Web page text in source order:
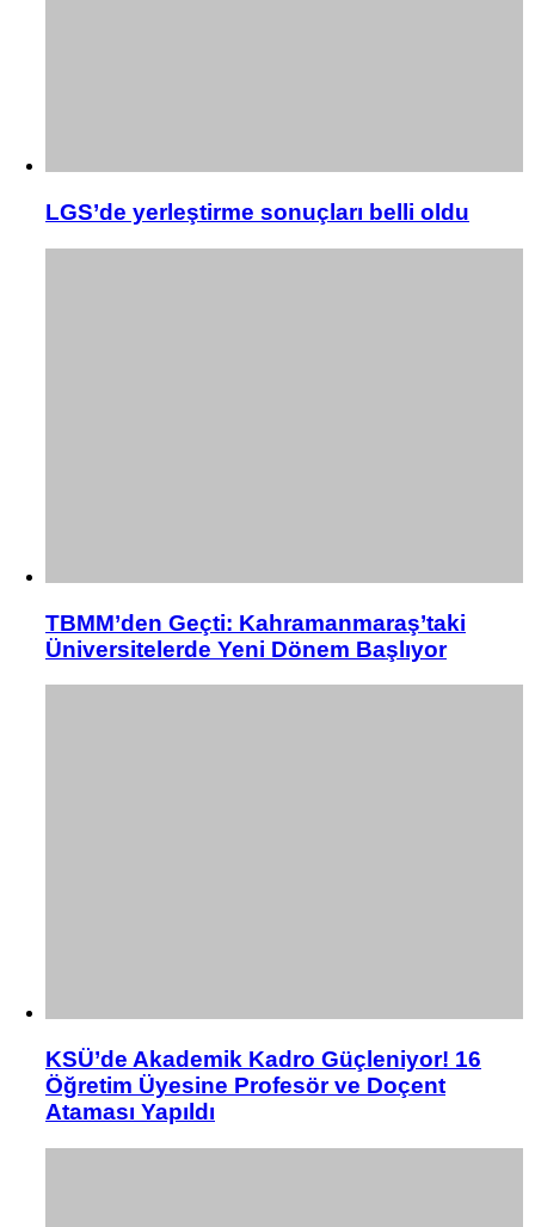
LGS’de yerleştirme sonuçları belli oldu
TBMM’den Geçti: Kahramanmaraş’taki
Üniversitelerde Yeni Dönem Başlıyor
KSÜ’de Akademik Kadro Güçleniyor! 16
Öğretim Üyesine Profesör ve Doçent
Ataması Yapıldı